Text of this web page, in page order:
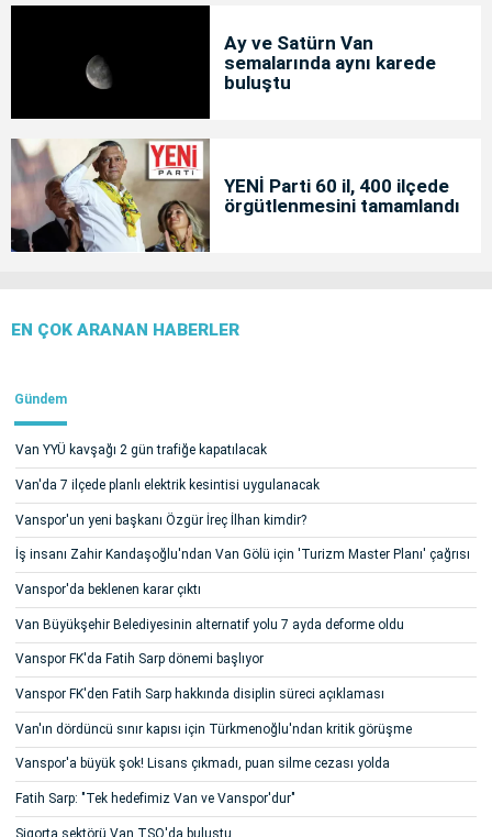
Ay ve Satürn Van
semalarında aynı karede
buluştu
YENİ Parti 60 il, 400 ilçede
örgütlenmesini tamamlandı
EN ÇOK ARANAN HABERLER
Gündem
Van YYÜ kavşağı 2 gün trafiğe kapatılacak
Van'da 7 ilçede planlı elektrik kesintisi uygulanacak
Vanspor'un yeni başkanı Özgür İreç İlhan kimdir?
İş insanı Zahir Kandaşoğlu'ndan Van Gölü için 'Turizm Master Planı' çağrısı
Vanspor'da beklenen karar çıktı
Van Büyükşehir Belediyesinin alternatif yolu 7 ayda deforme oldu
Vanspor FK'da Fatih Sarp dönemi başlıyor
Vanspor FK'den Fatih Sarp hakkında disiplin süreci açıklaması
Van'ın dördüncü sınır kapısı için Türkmenoğlu'ndan kritik görüşme
Vanspor'a büyük şok! Lisans çıkmadı, puan silme cezası yolda
Fatih Sarp: "Tek hedefimiz Van ve Vanspor'dur"
Sigorta sektörü Van TSO'da buluştu